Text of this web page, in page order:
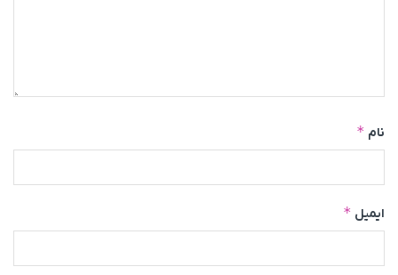
نام *
ایمیل *